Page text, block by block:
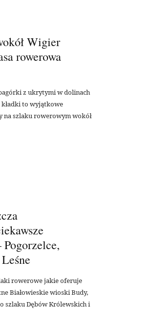
Wigier
rowerowa
z ukrytymi w dolinach
to wyjątkowe
na szlaku rowerowym wokół
rowerowe jakie oferuje
Białowieskie wioski Budy,
szlaku Dębów Królewskich i